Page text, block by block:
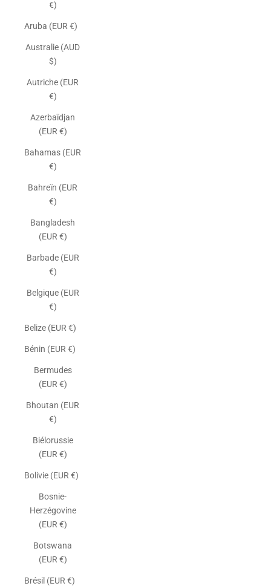
€)
Aruba (EUR €)
Australie (AUD
$)
Autriche (EUR
€)
Azerbaïdjan
(EUR €)
Bahamas (EUR
€)
Bahreïn (EUR
€)
Bangladesh
(EUR €)
Barbade (EUR
€)
Belgique (EUR
€)
Belize (EUR €)
Bénin (EUR €)
Bermudes
(EUR €)
Bhoutan (EUR
€)
Biélorussie
(EUR €)
Bolivie (EUR €)
Bosnie-
Herzégovine
(EUR €)
Botswana
(EUR €)
Brésil (EUR €)